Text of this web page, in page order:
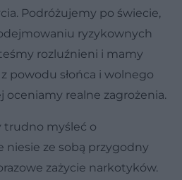
Podróżujemy po świecie,
ryzykownych
rozluźnieni i mamy
powodu słońca i wolnego
oceniamy realne zagrożenia.
trudno myśleć o
niesie ze sobą przygodny
zażycie narkotyków.